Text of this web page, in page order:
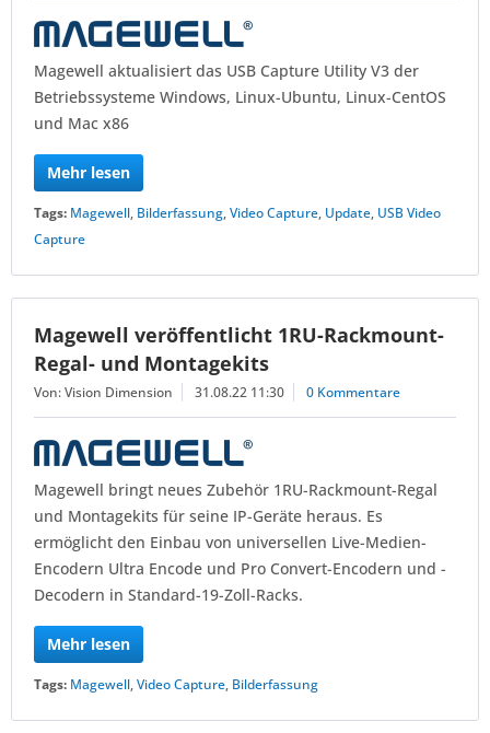
Magewell aktualisiert das USB Capture Utility V3 der
Betriebssysteme Windows, Linux-Ubuntu, Linux-CentOS
und Mac x86
Mehr lesen
Tags: Magewell, Bilderfassung,Video Capture, Update, USB Video
Capture
Magewell veröffentlicht 1RU-Rackmount-
Regal- und Montagekits
Von: Vision Dimension 31.08.22 11:30 0 Kommentare
Magewell bringt neues Zubehör 1RU-Rackmount-Regal
und Montagekits für seine IP-Geräte heraus. Es
ermöglicht den Einbau von universellen Live-Medien-
Encodern Ultra Encode und Pro Convert-Encodern und -
Decodern in Standard-19-Zoll-Racks.
Mehr lesen
Tags: Magewell,Video Capture, Bilderfassung